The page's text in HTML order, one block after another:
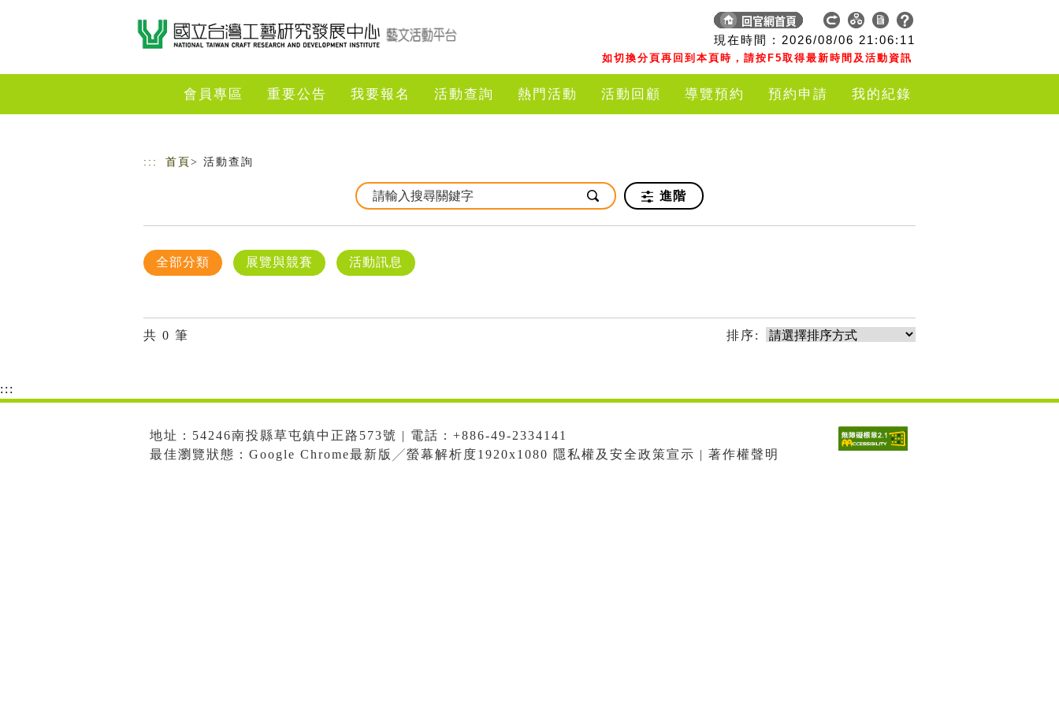
現在時間 : 2026/08/06 21:06:11
如切換分頁再回到本頁時，請按F5取得最新時間及活動資訊
會員專區 重要公告 我要報名 活動查詢 熱門活動 活動回顧 導覽預約 預約申請 我的紀錄
::: 首頁 > 活動查詢
進階
全部分類 展覽與競賽 活動訊息
共 0 筆 排序:
:::
地址：54246南投縣草屯鎮中正路573號 | 電話：+886-49-2334141
最佳瀏覽狀態：Google Chrome最新版╱螢幕解析度1920x1080 隱私權及安全政策宣示 | 著作權聲明